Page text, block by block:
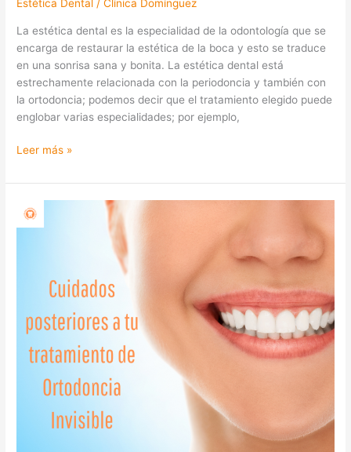
Estética Dental /Clínica Domínguez
La estética dental es la especialidad de la odontología que se
encarga de restaurar la estética de la boca y esto se traduce
en una sonrisa sana y bonita. La estética dental está
estrechamente relacionada con la periodoncia y también con
la ortodoncia; podemos decir que el tratamiento elegido puede
englobar varias especialidades; por ejemplo,
Leer más »
Cuidados
posteriores
Tratamiento
Ortodoncia
Invisible